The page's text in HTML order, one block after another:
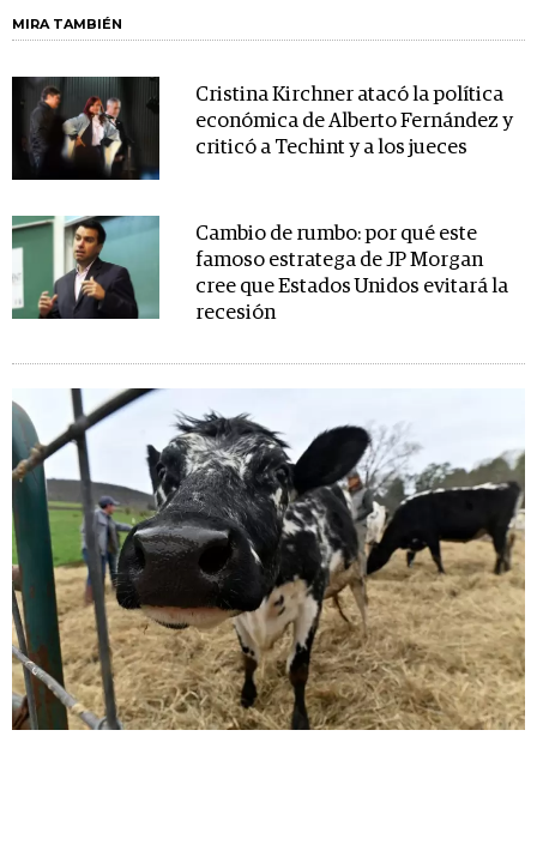
MIRA TAMBIÉN
Cristina Kirchner atacó la política
económica de Alberto Fernández y
criticó a Techint y a los jueces
Cambio de rumbo: por qué este
famoso estratega de JP Morgan
cree que Estados Unidos evitará la
recesión